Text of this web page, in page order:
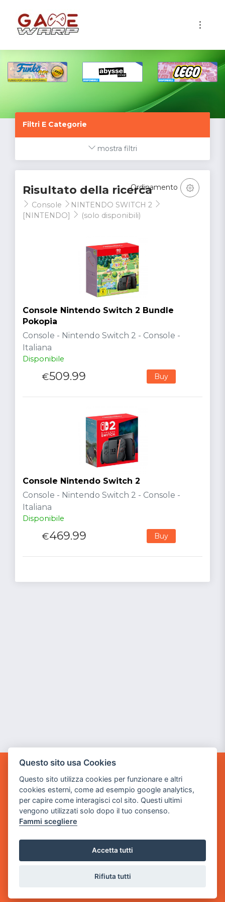
Filtri E Categorie
mostra filtri
Risultato della ricerca
Console
NINTENDO SWITCH 2
[NINTENDO]
(solo disponibili)
Ordinamento
Console Nintendo Switch 2 Bundle
Pokopia
Console - Nintendo Switch 2 - Console -
Italiana
Disponibile
€509.99 Buy
Console Nintendo Switch 2
Console - Nintendo Switch 2 - Console -
Italiana
Disponibile
€469.99 Buy
GAME WARP
BY POWER GAME SRL
Sede Legale
via Villaggio dei Platani, 3
via Industriale, 2 - 25082 Botticino, BS
Partita iva 03308130982
Questo sito usa Cookies
Questo sito utilizza cookies per funzionare e altri
cookies esterni, come ad esempio google analytics,
per capire come interagisci col sito. Questi ultimi
vengono utilizzati solo dopo il tuo consenso.
Fammi scegliere
Accetta tutti
Rifiuta tutti